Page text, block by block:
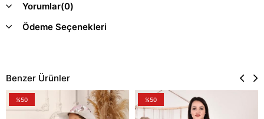
Yorumlar(0)
Ödeme Seçenekleri
Benzer Ürünler
%50 %50